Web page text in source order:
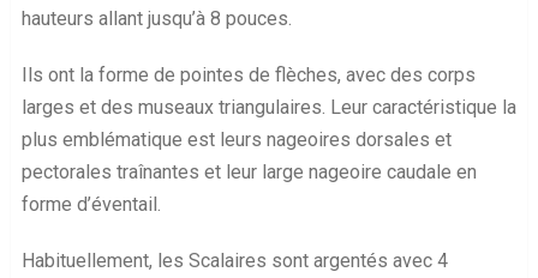
hauteurs allant jusqu’à 8 pouces.
Ils ont la forme de pointes de flèches, avec des corps
larges et des museaux triangulaires. Leur caractéristique la
plus emblématique est leurs nageoires dorsales et
pectorales traînantes et leur large nageoire caudale en
forme d’éventail.
Habituellement, les Scalaires sont argentés avec 4